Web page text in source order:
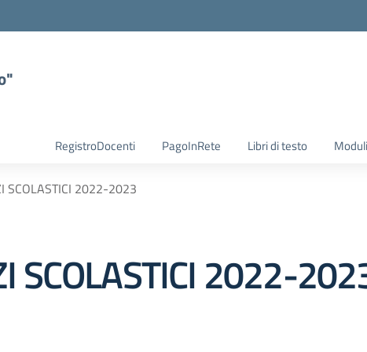
RegistroDocenti PagoInRete Libri di testo
SCOLASTICI 2022-2023
SCOLASTICI 2022-